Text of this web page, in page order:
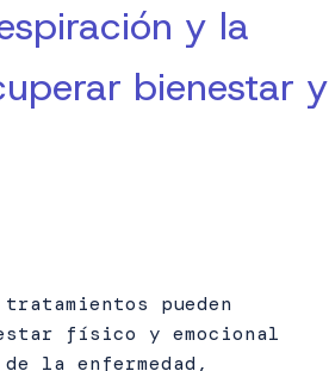
y la
bienestar y
pueden
físico y emocional
la enfermedad,